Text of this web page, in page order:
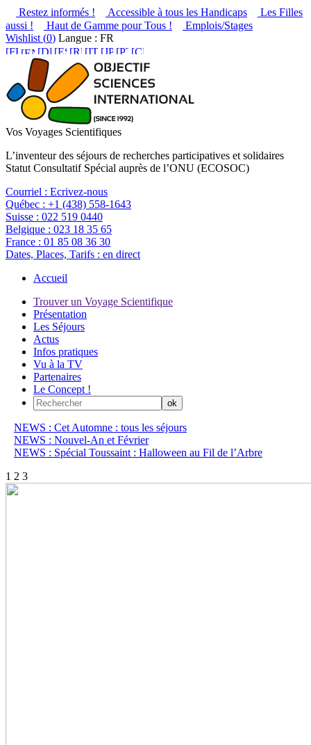
Restez informés ! Accessible à tous les Handicaps
Les Filles
aussi !
Haut de Gamme pour Tous !
Emplois/Stages
Wishlist (0) Langue : FR
Vos Voyages Scientifiques
L’inventeur des séjours de recherches participatives et solidaires
Statut Consultatif Spécial auprès de l’ONU (ECOSOC)
Courriel : Ecrivez-nous
Québec : +1 (438) 558-1643
Suisse : 022 519 0440
Belgique : 023 18 35 65
France : 01 85 08 36 30
Dates, Places, Tarifs : en direct
Accueil
Trouver un Voyage Scientifique
Présentation
Les Séjours
Actus
Infos pratiques
Vu à la TV
Partenaires
Le Concept !
NEWS : Cet Automne : tous les séjours
NEWS : Nouvel-An et Février
NEWS : Spécial Toussaint : Halloween au Fil de l’Arbre
1 2 3